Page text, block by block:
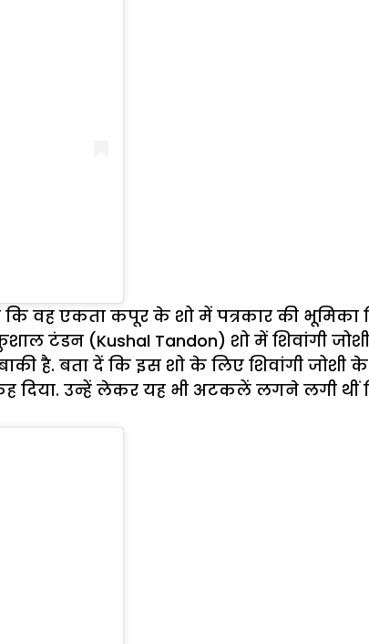
एकता कपूर के शो में पत्रकार की भूमिका
टंडन (Kushal Tandon) शो में शिवांगी
है. बता दें कि इस शो के लिए शिवांगी जोशी
दिया. उन्हें लेकर यह भी अटकलें लगने लगी थीं